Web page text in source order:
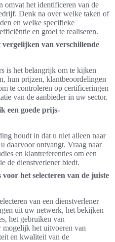
omvat het identificeren van de
Denk na over welke taken of
en welke specifieke
en groei te realiseren.
van verschillende
is het belangrijk om te kijken
hun prijzen, klantbeoordelingen
te controleren op certificeringen
van de aanbieder in uw sector.
een goede prijs-
houdt in dat u niet alleen naar
daarvoor ontvangt. Vraag naar
en klantreferenties om een
de dienstverlener biedt.
het selecteren van de juiste
van een dienstverlener
uit uw netwerk, het bekijken
het gebruiken van
het uitvoeren van
en kwaliteit van de